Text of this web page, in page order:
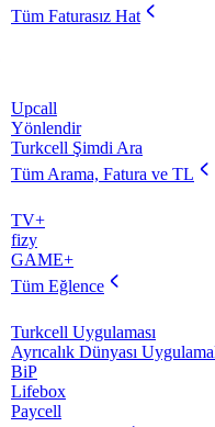
Tüm Faturasız Hat
Upcall
Yönlendir
Turkcell Şimdi Ara
Tüm Arama, Fatura ve TL
TV+
fizy
GAME+
Tüm Eğlence
Turkcell Uygulaması
Ayrıcalık Dünyası
BiP
Lifebox
Paycell